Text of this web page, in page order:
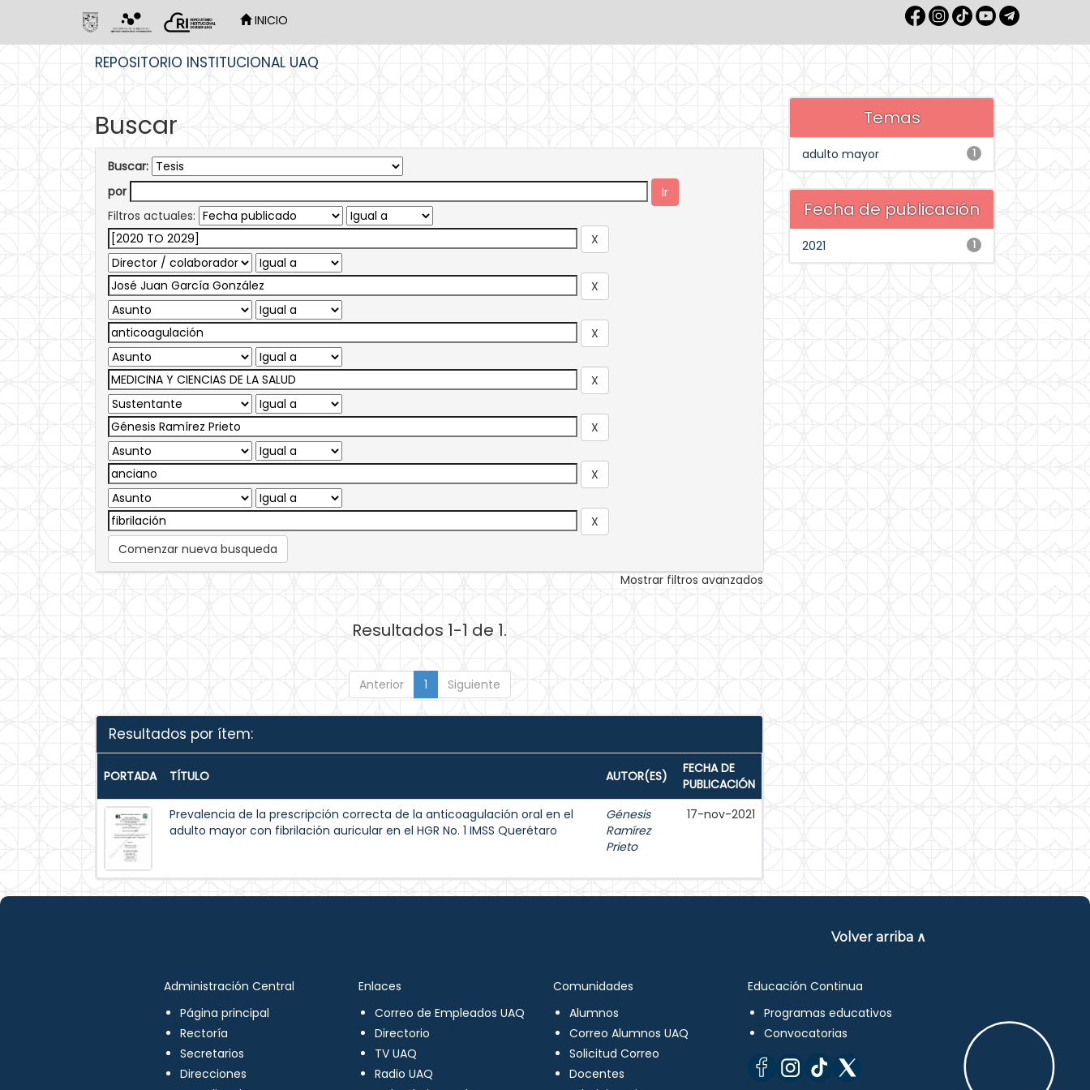
INICIO
REPOSITORIO INSTITUCIONAL UAQ
Buscar
Buscar:
por
Filtros actuales:
Comenzar nueva busqueda
Mostrar filtros avanzados
Resultados 1-1 de 1.
Anterior 1 Siguiente
Resultados por ítem:
PORTADA TÍTULO AUTOR(ES)
FECHA DE
PUBLICACIÓN
Prevalencia de la prescripción correcta de la anticoagulación oral en el
adulto mayor con fibrilación auricular en el HGR No. 1 IMSS Querétaro
Génesis
Ramírez
Prieto
17-nov-2021
Temas
1
adulto mayor
Fecha de publicación
1
2021
Volver arriba ∧
Administración Central
Página principal
Rectoría
Secretarios
Direcciones
Enlaces
Correo de Empleados UAQ
Directorio
TV UAQ
Radio UAQ
Comunidades
Alumnos
Correo Alumnos UAQ
Solicitud Correo
Docentes
Educación Continua
Programas educativos
Convocatorias